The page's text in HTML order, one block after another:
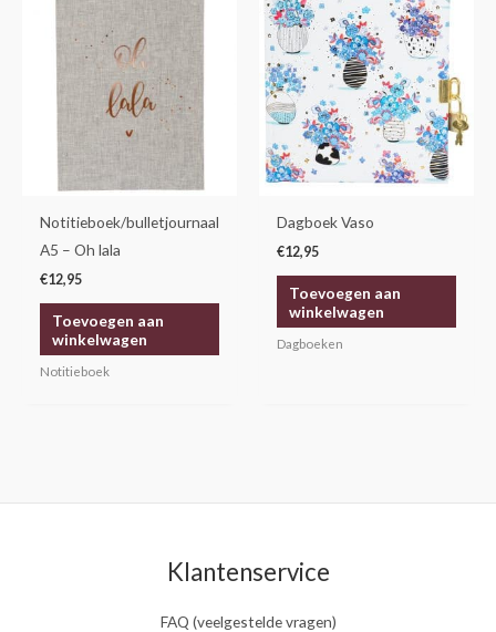
Notitieboek/bulletjournaal
A5 – Oh lala
€12,95
Toevoegen aan
winkelwagen
Notitieboek
Dagboek Vaso
€12,95
Toevoegen aan
winkelwagen
Dagboeken
Klantenservice
FAQ (veelgestelde vragen)